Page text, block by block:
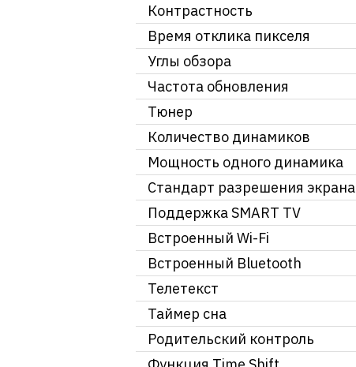
Контрастность
Время отклика пикселя
Углы обзора
Частота обновления
Тюнер
Количество динамиков
Мощность одного динамика
Стандарт разрешения экрана
Поддержка SMART TV
Встроенный Wi-Fi
Встроенный Bluetooth
Телетекст
Таймер сна
Родительский контроль